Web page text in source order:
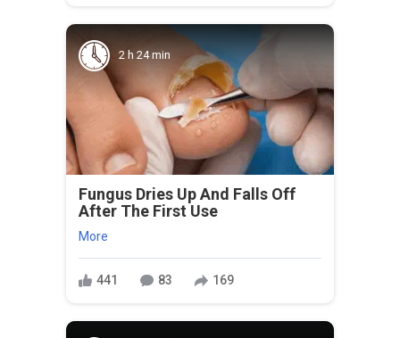
2 h 24 min
Fungus Dries Up And Falls Off
After The First Use
More
441 83 169